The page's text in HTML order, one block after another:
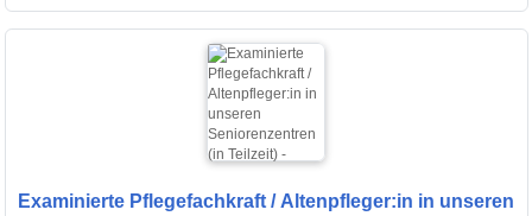
Examinierte Pflegefachkraft / Altenpfleger:in in unseren